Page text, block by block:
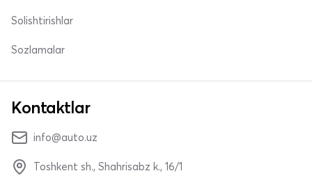
Solishtirishlar
Sozlamalar
Kontaktlar
info@auto.uz
Toshkent sh., Shahrisabz k., 16/1